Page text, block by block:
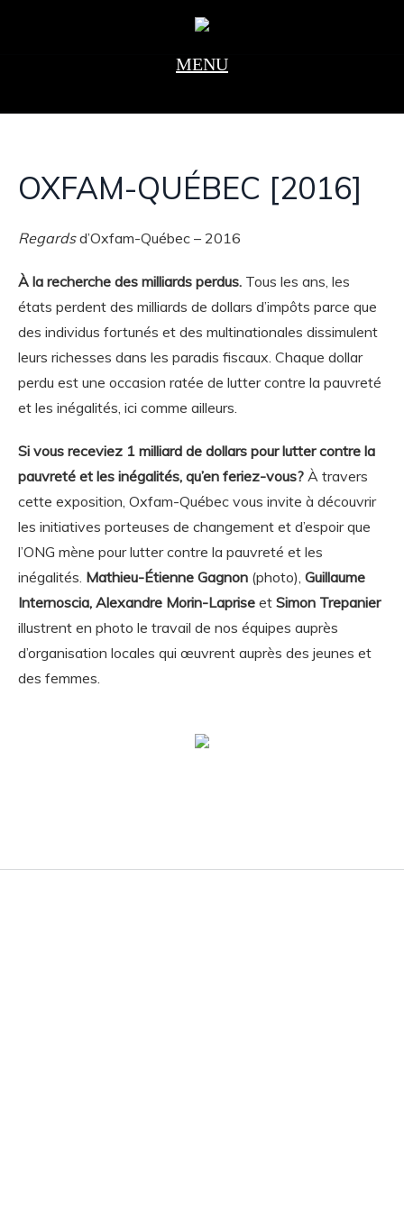
OXFAM-QUÉBEC [2016]
Regardsd’Oxfam-Québec – 2016
À la recherche des milliards perdus.Tous les ans, les
états perdent des milliards de dollars d’impôts parce que
des individus fortunés et des multinationales dissimulent
leurs richesses dans les paradis fiscaux. Chaque dollar
perdu est une occasion ratée de lutter contre la pauvreté
et les inégalités, ici comme ailleurs.
Si vous receviez 1 milliard de dollars pour lutter contre la
pauvreté et les inégalités, qu’en feriez-vous?À travers
cette exposition, Oxfam-Québec vous invite à découvrir
les initiatives porteuses de changement et d’espoir que
l’ONG mène pour lutter contre la pauvreté et les
inégalités. Mathieu-Étienne Gagnon(photo), Guillaume
Internoscia, Alexandre Morin-Lapriseet Simon Trepanier
illustrent en photo le travail de nos équipes auprès
d’organisation locales qui œuvrent auprès des jeunes et
des femmes.